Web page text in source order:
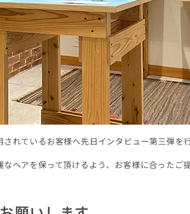
れているお客様へ先日インタビュー第三弾を
ヘアを保って頂けるよう、お客様に合ったご